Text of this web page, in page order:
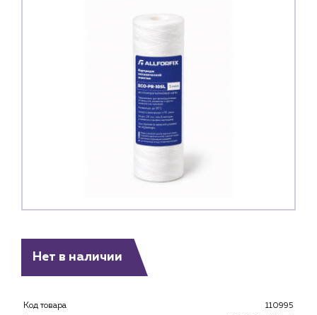
Каталог
Нет в наличии
Код товара
110995